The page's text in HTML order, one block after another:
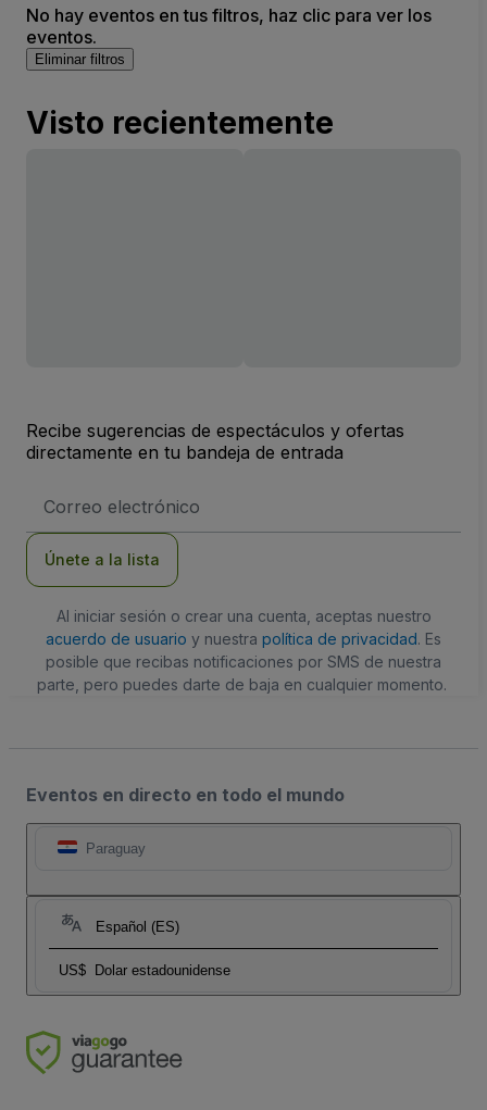
No hay eventos en tus filtros, haz clic para ver los
eventos.
Eliminar filtros
Visto recientemente
Recibe sugerencias de espectáculos y ofertas
directamente en tu bandeja de entrada
de
Únete a la lista
Al iniciar sesión o crear una cuenta, aceptas nuestro
acuerdo de usuario y nuestra política de privacidad. Es
posible que recibas notificaciones por SMS de nuestra
parte, pero puedes darte de baja en cualquier momento.
Eventos en directo en todo el mundo
Paraguay
Español (ES)
US$ Dolar estadounidense